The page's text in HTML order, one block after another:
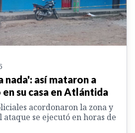
nada': así mataron a
su casa en Atlántida
acordonaron la zona y
se ejecutó en horas de